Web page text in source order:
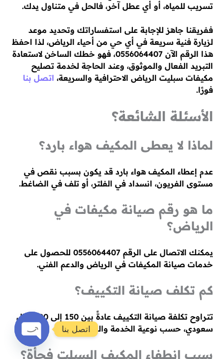
تسريب للمياه، أو أي عطل آخر، فالحل في متناول يدك.
ففريقنا جاهز للإجابة على استفساراتك وتحديد موعد
لزيارة فنية سريعة في أي حي من أحياء الرياض، لذا احفظ
هذا الرقم الآن 0556064407، فهو خطك الساخن لاستعادة
التبريد الفعال والموثوق، وعند الحاجة لخدمة تصليح
مكيفات سبليت الرياض الاحترافية والسريعة، اتصل بنا
فورًا.
الأسئلة الشائعة؟
لماذا لا يعطى المكيف هواء بارد؟
عدم إعطاء المكيف هواء بارد قد يكون بسبب نقص في
مستوى الفريون، انسداد في الفلتر، أو تلف في الضاغط.
ما هو رقم صيانة مكيفات في
الرياض؟
يمكنك الاتصال على الرقم 0556064407 للحصول على
خدمات صيانة المكيفات في الرياض والدعم الفني.
كم تكلف صيانة التكييف؟
تتراوح تكلفة صيانة التكييف عادةً بين 150 إلى 600 ريال
سعودي، حسب نوعية الخدمة والعطل.
سبب انطفاء المكيف السبلت فجأة؟
اتصل بنا
Open